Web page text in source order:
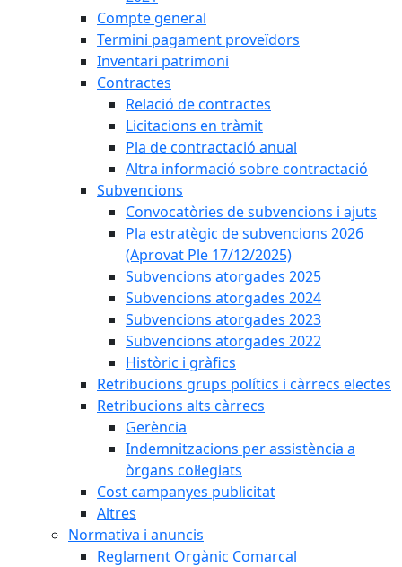
Compte general
Termini pagament proveïdors
Inventari patrimoni
Contractes
Relació de contractes
Licitacions en tràmit
Pla de contractació anual
Altra informació sobre contractació
Subvencions
Convocatòries de subvencions i ajuts
Pla estratègic de subvencions 2026
(Aprovat Ple 17/12/2025)
Subvencions atorgades 2025
Subvencions atorgades 2024
Subvencions atorgades 2023
Subvencions atorgades 2022
Històric i gràfics
Retribucions grups polítics i càrrecs electes
Retribucions alts càrrecs
Gerència
Indemnitzacions per assistència a
òrgans col·legiats
Cost campanyes publicitat
Altres
Normativa i anuncis
Reglament Orgànic Comarcal